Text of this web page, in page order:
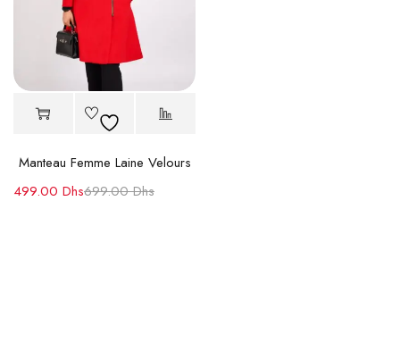
Manteau Femme Laine Velours
699.00Dhs
499.00 Dhs